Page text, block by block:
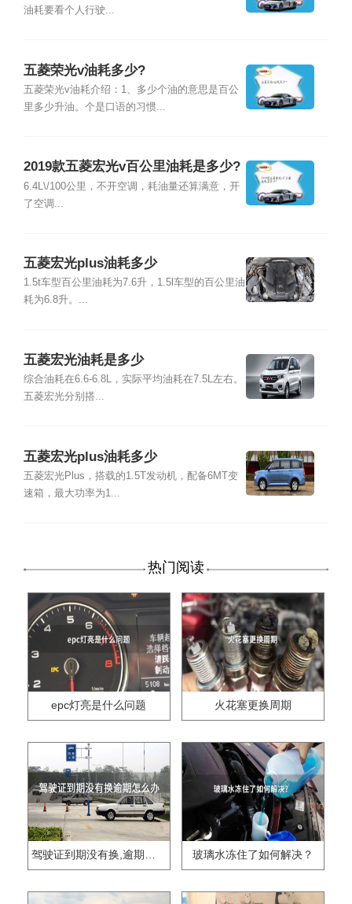
油耗要看个人行驶...
五菱荣光v油耗多少?
五菱荣光v油耗介绍：1、多少个油的意思是百公
里多少升油。个是口语的习惯...
2019款五菱宏光v百公里油耗是多少?
6.4L\/100公里，不开空调，耗油量还算满意，开
了空调...
五菱宏光plus油耗多少
1.5t车型百公里油耗为7.6升，1.5l车型的百公里油
耗为6.8升。...
五菱宏光油耗是多少
综合油耗在6.6-6.8L，实际平均油耗在7.5L左右。
五菱宏光分别搭...
五菱宏光plus油耗多少
五菱宏光Plus，搭载的1.5T发动机，配备6MT变
速箱，最大功率为1...
热门阅读
epc灯亮是什么问题 火花塞更换周期
驾驶证到期没有换,逾期怎么办?? 玻璃水冻住了如何解决？